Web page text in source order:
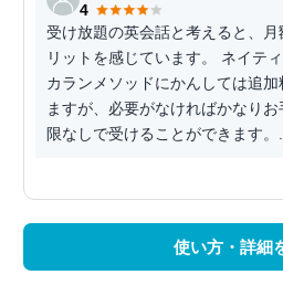
4
受け放題の英会話と考えると、月
リットを感じています。 ネイティ
カランメソッドにかんしては追加
ますが、必要がなければかなりお
限なしで受けることができます。
使い方・詳細